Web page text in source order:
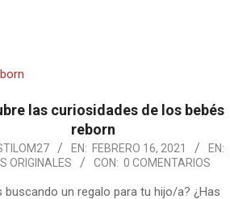
las curiosidades de los bebés
reborn
EN: FEBRERO 16, 2021
EN:
ORIGINALES
CON: 0 COMENTARIOS
buscando un regalo para tu hijo/a? ¿Has